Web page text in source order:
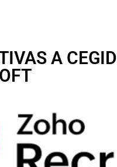
A CEGID